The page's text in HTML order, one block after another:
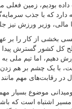
که با جذب
وزیر ورزش نیز
از کار را بر
کشور گسترش پیدا
دهیم، اما تیم
با یک چشم بر هم
در رقابت‌های مهم
موضوع بسیار
است که